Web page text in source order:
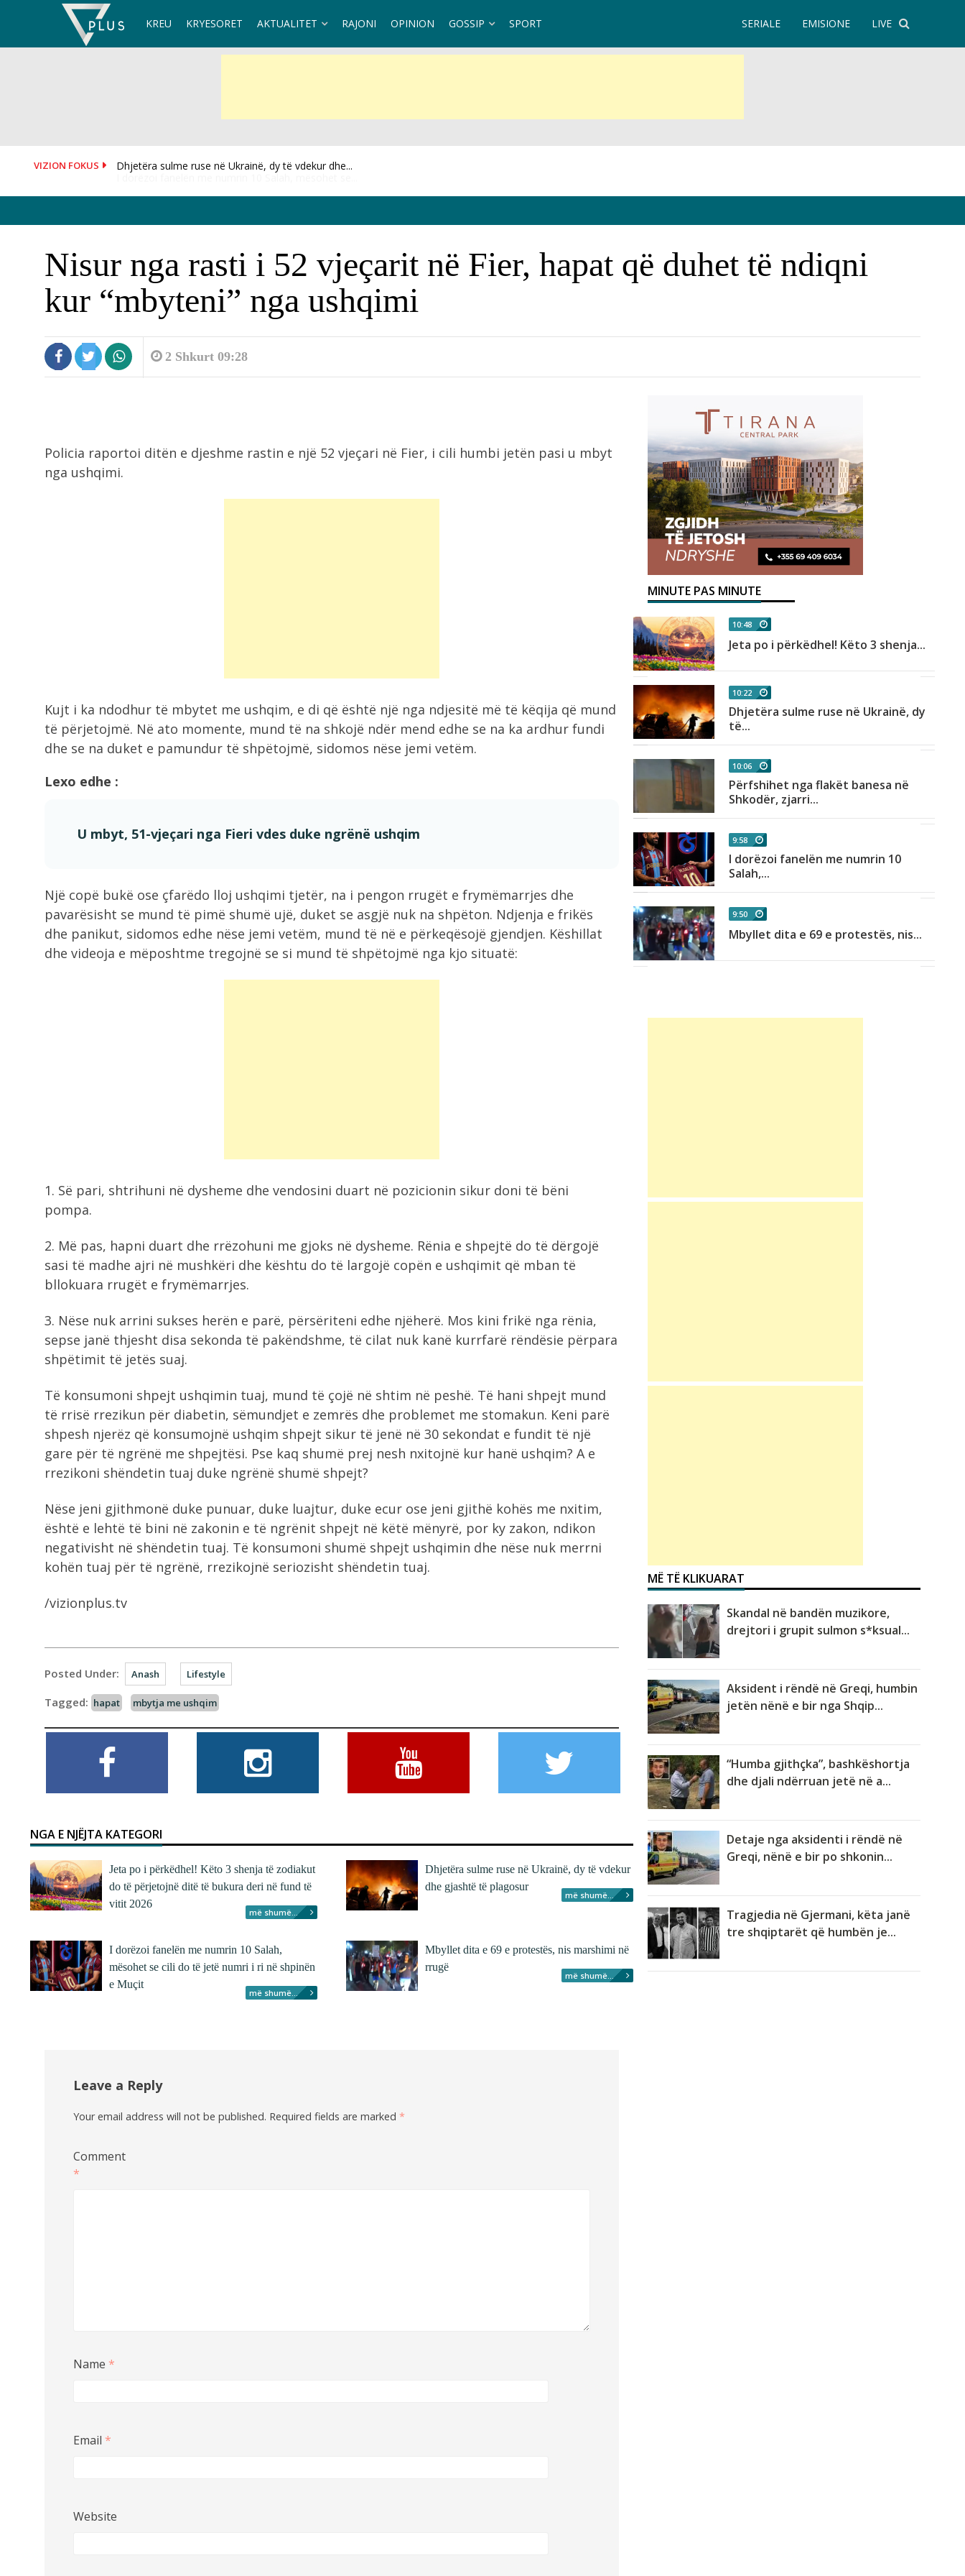
KREU KRYESORET AKTUALITET RAJONI OPINION GOSSIP SPORT LIVE
EMISIONE
SERIALE
VIZION FOKUS I dorëzoi fanelën me numrin 10 Salah, mësohet se...
Nisur nga rasti i 52 vjeçarit në Fier, hapat që duhet të ndiqni
kur “mbyteni” nga ushqimi
2 Shkurt 09:28
Policia raportoi ditën e djeshme rastin e një 52 vjeçari në Fier, i cili humbi jetën pasi u mbyt
nga ushqimi.
Kujt i ka ndodhur të mbytet me ushqim, e di që është një nga ndjesitë më të këqija që mund
të përjetojmë. Në ato momente, mund të na shkojë ndër mend edhe se na ka ardhur fundi
dhe se na duket e pamundur të shpëtojmë, sidomos nëse jemi vetëm.
Lexo edhe :
U mbyt, 51-vjeçari nga Fieri vdes duke ngrënë ushqim
Një copë bukë ose çfarëdo lloj ushqimi tjetër, na i pengon rrugët e frymëmarrjes dhe
pavarësisht se mund të pimë shumë ujë, duket se asgjë nuk na shpëton. Ndjenja e frikës
dhe panikut, sidomos edhe nëse jemi vetëm, mund të në e përkeqësojë gjendjen. Këshillat
dhe videoja e mëposhtme tregojnë se si mund të shpëtojmë nga kjo situatë:
1. Së pari, shtrihuni në dysheme dhe vendosini duart në pozicionin sikur doni të bëni
pompa.
2. Më pas, hapni duart dhe rrëzohuni me gjoks në dysheme. Rënia e shpejtë do të dërgojë
sasi të madhe ajri në mushkëri dhe kështu do të largojë copën e ushqimit që mban të
bllokuara rrugët e frymëmarrjes.
3. Nëse nuk arrini sukses herën e parë, përsëriteni edhe njëherë. Mos kini frikë nga rënia,
sepse janë thjesht disa sekonda të pakëndshme, të cilat nuk kanë kurrfarë rëndësie përpara
shpëtimit të jetës suaj.
Të konsumoni shpejt ushqimin tuaj, mund të çojë në shtim në peshë. Të hani shpejt mund
të rrisë rrezikun për diabetin, sëmundjet e zemrës dhe problemet me stomakun. Keni parë
shpesh njerëz që konsumojnë ushqim shpejt sikur të jenë në 30 sekondat e fundit të një
gare për të ngrënë me shpejtësi. Pse kaq shumë prej nesh nxitojnë kur hanë ushqim? A e
rrezikoni shëndetin tuaj duke ngrënë shumë shpejt?
Nëse jeni gjithmonë duke punuar, duke luajtur, duke ecur ose jeni gjithë kohës me nxitim,
është e lehtë të bini në zakonin e të ngrënit shpejt në këtë mënyrë, por ky zakon, ndikon
negativisht në shëndetin tuaj. Të konsumoni shumë shpejt ushqimin dhe nëse nuk merrni
kohën tuaj për të ngrënë, rrezikojnë seriozisht shëndetin tuaj.
/vizionplus.tv
Posted Under: Anash Lifestyle
Tagged: hapat mbytja me ushqim
NGA E NJËJTA KATEGORI
Jeta po i përkëdhel! Këto 3 shenja të zodiakut
do të përjetojnë ditë të bukura deri në fund të
vitit 2026
më shumë...
Dhjetëra sulme ruse në Ukrainë, dy të vdekur
dhe gjashtë të plagosur
më shumë...
I dorëzoi fanelën me numrin 10 Salah,
mësohet se cili do të jetë numri i ri në shpinën
e Muçit
më shumë...
Mbyllet dita e 69 e protestës, nis marshimi në
rrugë
më shumë...
Leave a Reply
Your email address will not be published. Required fields are marked *
Comment
*
Name *
Email *
Website
MINUTE PAS MINUTE
Zjarr në një banesë në Gjirokastër,
shkak...
8:17
Dita e 69 e protestës, qytetarët
nisen...
6:57
Zjarr i madh pranë Borizanës, flakët
përfshijnë...
10:48
Jeta po i përkëdhel! Këto 3 shenja...
10:22
Dhjetëra sulme ruse në Ukrainë, dy
të...
10:06
Përfshihet nga flakët banesa në
Shkodër, zjarri...
9:58
I dorëzoi fanelën me numrin 10
Salah,...
9:50
Mbyllet dita e 69 e protestës, nis...
MË TË KLIKUARAT
Skandal në bandën muzikore,
drejtori i grupit sulmon s*ksual...
Aksident i rëndë në Greqi, humbin
jetën nënë e bir nga Shqip...
“Humba gjithçka”, bashkëshortja
dhe djali ndërruan jetë në a...
Detaje nga aksidenti i rëndë në
Greqi, nënë e bir po shkonin...
Tragjedia në Gjermani, këta janë
tre shqiptarët që humbën je...